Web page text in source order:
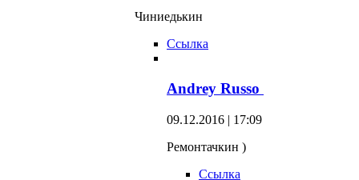
Чиниедькин
Ссылка
Andrey Russo
09.12.2016 | 17:09
Ремонтачкин )
Ссылка